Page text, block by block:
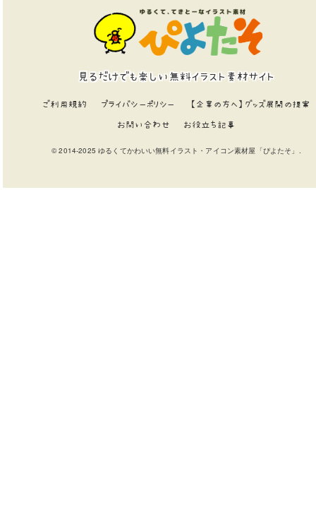
見るだけでも楽しい無料イラスト素材サイト
ご利用規約 プライバシーポリシー 【企業の方へ】グッズ展開の提案
お問い合わせ お役立ち記事
© 2014-2025 ゆるくてかわいい無料イラスト・アイコン素材屋「ぴよたそ」.